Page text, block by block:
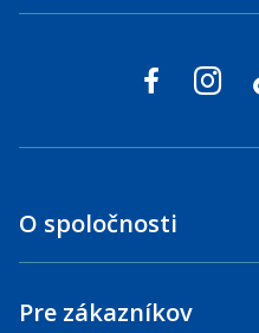
Sledujte
facebook
O spoločnosti
Pre zákazníkov